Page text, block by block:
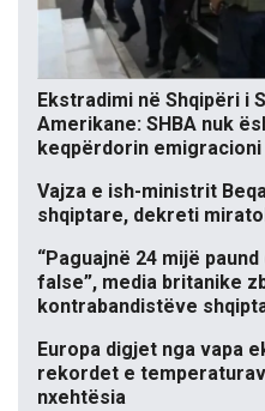
Ekstradimi në Shqipëri i
Amerikane: SHBA nuk
keqpërdorin
Vajza e ish-ministrit
shqiptare, dekreti
“Paguajnë 24 mijë
false”, media britanike
kontrabandistëve
Europa digjet nga vapa
rekordet e
nxehtësia